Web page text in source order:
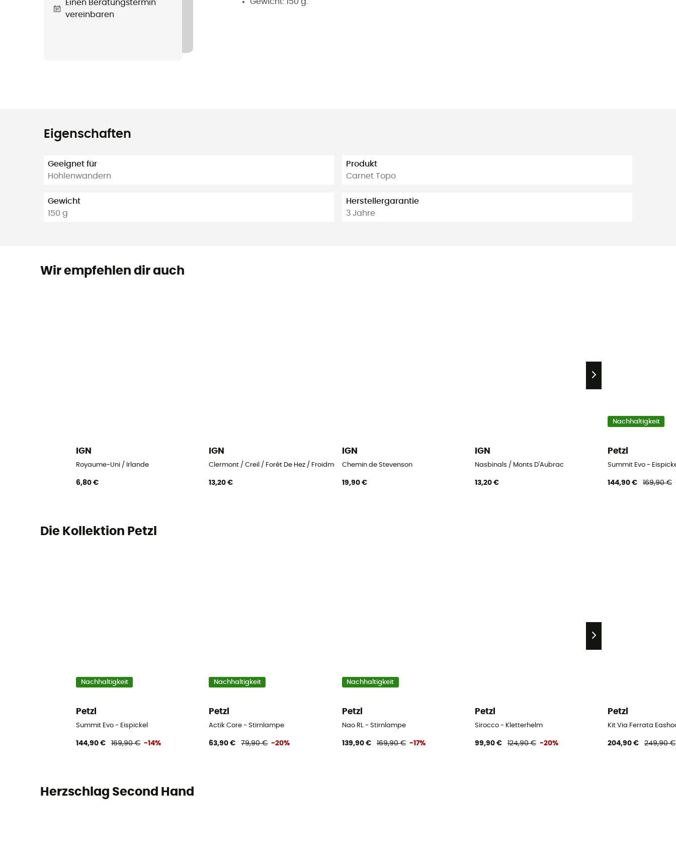
Einen Beratungstermin
vereinbaren
Gewicht: 150 g.
Eigenschaften
Geeignet für
Höhlenwandern
Gewicht
150 g
Produkt
Carnet Topo
Herstellergarantie
3 Jahre
Wir empfehlen dir auch
IGN
Royaume-Uni / Irlande
6,80 €
IGN
Clermont / Creil / Forêt De Hez / Froidmont
13,20 €
IGN
Chemin de Stevenson
19,90 €
IGN
Nasbinals / Monts D'Aubrac
13,20 €
Nachhaltigkeit
Petzl
Summit Evo -
144,90 € 169,90 €
Die Kollektion Petzl
Nachhaltigkeit
Petzl
Summit Evo - Eispickel
144,90 € 169,90 € -14%
Nachhaltigkeit
Petzl
Actik Core - Stirnlampe
63,90 € 79,90 € -20%
Nachhaltigkeit
Petzl
Nao RL - Stirnlampe
139,90 € 169,90 € -17%
Petzl
Sirocco - Kletterhelm
99,90 € 124,90 € -20%
Petzl
Kit Via Ferrata
204,90 € 249,90 €
Herzschlag Second Hand